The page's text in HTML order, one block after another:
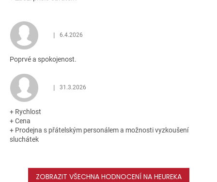
Hodnocení obchodu je 5 z 5 hvězdiček.
| 6.4.2026
Poprvé a spokojenost.
Hodnocení obchodu je 5 z 5 hvězdiček.
| 31.3.2026
+ Rychlost
+ Cena
+ Prodejna s přátelským personálem a možnosti vyzkoušení
sluchátek
ZOBRAZIT VŠECHNA HODNOCENÍ NA HEUREKA